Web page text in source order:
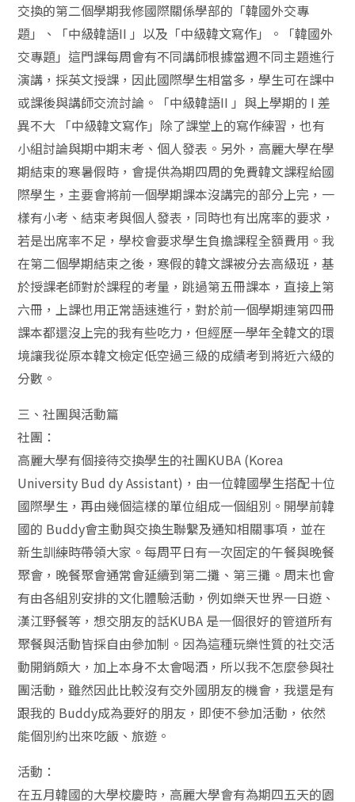
交換的第二個學期我修國際關係學部的「韓國外交專
題」、「中級韓語II 」以及「中級韓文寫作」。「韓國外
交專題」這門課每周會有不同講師根據當週不同主題進行
演講，採英文授課，因此國際學生相當多，學生可在課中
或課後與講師交流討論。「中級韓語II 」與上學期的 I 差
異不大 「中級韓文寫作」除了課堂上的寫作練習，也有
小組討論與期中期末考、個人發表。另外，高麗大學在學
期結束的寒暑假時，會提供為期四周的免費韓文課程給國
際學生，主要會將前一個學期課本沒講完的部分上完，一
樣有小考、結束考與個人發表，同時也有出席率的要求，
若是出席率不足，學校會要求學生負擔課程全額費用。我
在第二個學期結束之後，寒假的韓文課被分去高級班，基
於授課老師對於課程的考量，跳過第五冊課本，直接上第
六冊，上課也用正常語速進行，對於前一個學期連第四冊
課本都還沒上完的我有些吃力，但經歷一學年全韓文的環
境讓我從原本韓文檢定低空過三級的成績考到將近六級的
分數。
三、社團與活動篇
社團：
高麗大學有個接待交換學生的社團KUBA (Korea
University Bud dy Assistant)，由一位韓國學生搭配十位
國際學生，再由幾個這樣的單位組成一個組別。開學前韓
國的 Buddy會主動與交換生聯繫及通知相關事項，並在
新生訓練時帶領大家。每周平日有一次固定的午餐與晚餐
聚會，晚餐聚會通常會延續到第二攤、第三攤。周末也會
有由各組別安排的文化體驗活動，例如樂天世界一日遊、
漢江野餐等，想交朋友的話KUBA 是一個很好的管道所有
聚餐與活動皆採自由參加制。因為這種玩樂性質的社交活
動開銷頗大，加上本身不太會喝酒，所以我不怎麼參與社
團活動，雖然因此比較沒有交外國朋友的機會，我還是有
跟我的 Buddy成為要好的朋友，即使不參加活動，依然
能個別約出來吃飯、旅遊。
活動：
在五月韓國的大學校慶時，高麗大學會有為期四五天的園